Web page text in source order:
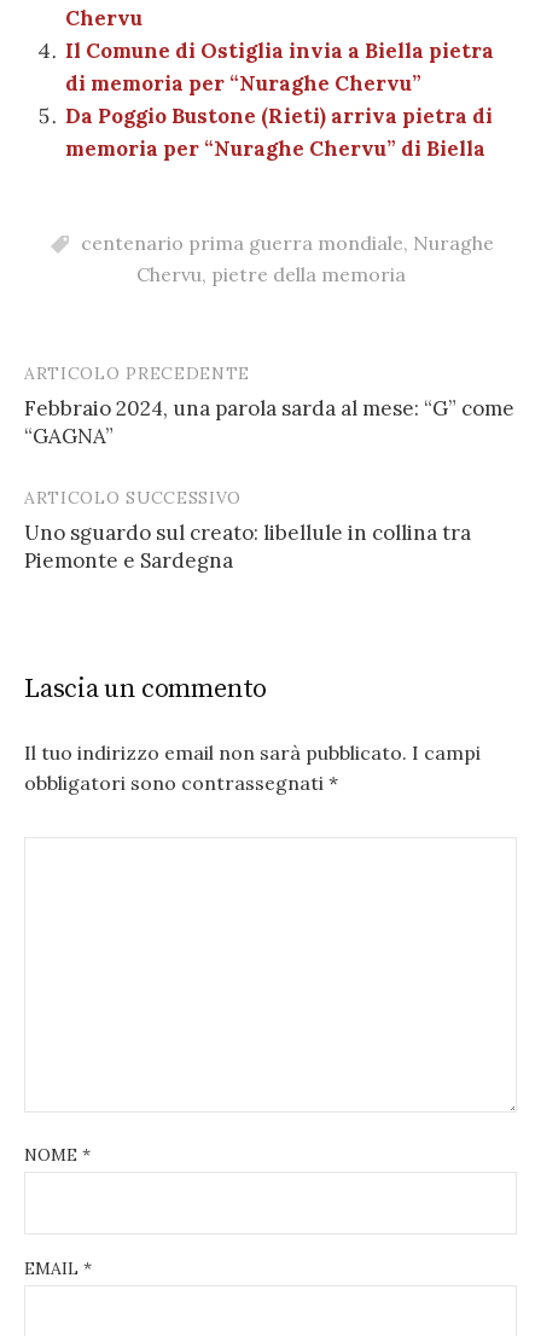
Chervu
Il Comune di Ostiglia invia a Biella pietra
di memoria per “Nuraghe Chervu”
Da Poggio Bustone (Rieti) arriva pietra di
memoria per “Nuraghe Chervu” di Biella
centenario prima guerra mondiale, Nuraghe
Chervu, pietre della memoria
Post
navigation
ARTICOLO PRECEDENTE
Febbraio 2024, una parola sarda al mese: “G” come
“GAGNA”
ARTICOLO SUCCESSIVO
Uno sguardo sul creato: libellule in collina tra
Piemonte e Sardegna
Lascia un commento
Il tuo indirizzo email non sarà pubblicato. I campi
obbligatori sono contrassegnati *
NOME *
EMAIL *